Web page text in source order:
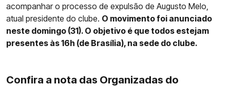
acompanhar o processo de expulsão de Augusto Melo,
atual presidente do clube. O movimento foi anunciado
neste domingo (31). O objetivo é que todos estejam
presentes às 16h (de Brasília), na sede do clube.
Confira a nota das Organizadas do